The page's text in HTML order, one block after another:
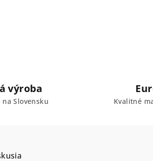
výroba
Slovensku Kvalitné